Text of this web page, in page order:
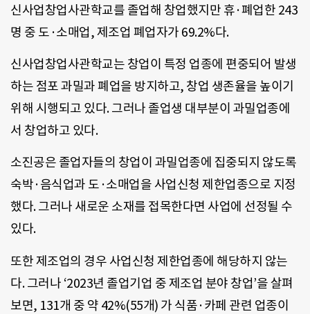
신사업창업사관학교를 졸업해 창업했지만 휴·폐업한 243
명 중 도·소매업, 제조업 폐업자가 69.2%다.
신사업창업사관학교는 창업이 특정 업종에 편중되어 발생
하는 점포 과밀과 폐업을 방지하고, 창업 생존율을 높이기
위해 시행되고 있다. 그러나 졸업생 대부분이 과밀업종에
서 창업하고 있다.
소진공은 졸업자들의 창업이 과밀업종에 집중되지 않도록
숙박·음식업과 도·소매업을 사업신청 제한업종으로 지정
했다. 그러나 새로운 소재를 접목한다면 사업에 선정될 수
있다.
또한 제조업의 경우 사업신청 제한업종에 해당하지 않는
다. 그러나 ‘2023년 졸업기업 중 제조업 분야 창업’을 살펴
보면, 131개 중 약 42%(55개) 가 식품·카페 관련 업종이